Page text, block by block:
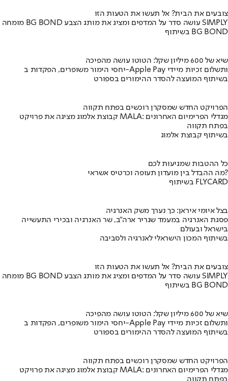
צובעים את הבית? אל תעשו את הטעות הזו
מומחה BG BOND עושה סדר על המדפים ומציג את מותג הצבע SIMPLY
בשיתוף BG BOND
שיא של 600 מיליון שקל: הטוטו עושה מהפיכה
יחסי הימור משופרים, הפקדות ב-Apple Pay ותשלום זכיות מיידי
בשיתוף המועצה להסדר ההימורים בספורט
הפרויקט החדש שמסקרן רוכשים בפתח תקווה
קבוצת אלמוג מציגה את פרויקט MALA: מגדלי הפרימיום האחרונים
בפתח תקווה
בשיתוף קבוצת אלמוג
כל ההטבות שמגיעות לכם
מה ההבדל בין מועדון תעופה וכרטיס אשראי?
בשיתוף FLYCARD
בצל איומי איראן: כך נערך משק האנרגיה
פסגת האנרגיה במעמד שגריר ארה"ב, שר האנרגיה ובכירי התעשייה
בישראל ובעולם
בשיתוף המכון הישראלי לאנרגיה ולסביבה
צובעים את הבית? אל תעשו את הטעות הזו
מומחה BG BOND עושה סדר על המדפים ומציג את מותג הצבע SIMPLY
בשיתוף BG BOND
שיא של 600 מיליון שקל: הטוטו עושה מהפיכה
יחסי הימור משופרים, הפקדות ב-Apple Pay ותשלום זכיות מיידי
בשיתוף המועצה להסדר ההימורים בספורט
הפרויקט החדש שמסקרן רוכשים בפתח תקווה
קבוצת אלמוג מציגה את פרויקט MALA: מגדלי הפרימיום האחרונים